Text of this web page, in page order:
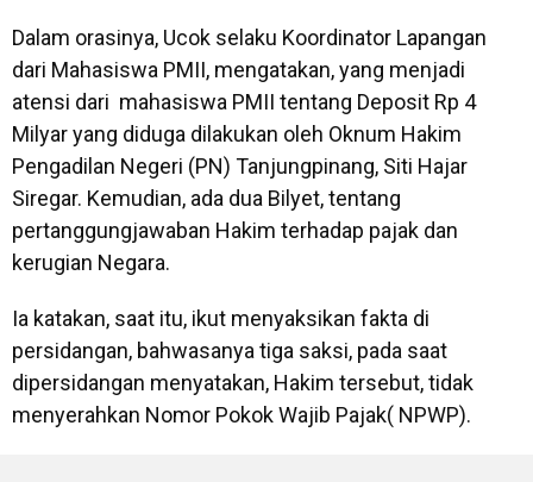
Dalam orasinya, Ucok selaku Koordinator Lapangan
dari Mahasiswa PMII, mengatakan, yang menjadi
atensi dari mahasiswa PMII tentang Deposit Rp 4
Milyar yang diduga dilakukan oleh Oknum Hakim
Pengadilan Negeri (PN) Tanjungpinang, Siti Hajar
Siregar. Kemudian, ada dua Bilyet, tentang
pertanggungjawaban Hakim terhadap pajak dan
kerugian Negara.
Ia katakan, saat itu, ikut menyaksikan fakta di
persidangan, bahwasanya tiga saksi, pada saat
dipersidangan menyatakan, Hakim tersebut, tidak
menyerahkan Nomor Pokok Wajib Pajak( NPWP).